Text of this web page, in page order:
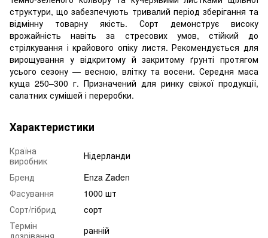
структури, що забезпечують тривалий період зберігання та
відмінну товарну якість. Сорт демонструє високу
врожайність навіть за стресових умов, стійкий до
стрілкування і крайового опіку листя. Рекомендується для
вирощування у відкритому й закритому ґрунті протягом
усього сезону — весною, влітку та восени. Середня маса
куща 250–300 г. Призначений для ринку свіжої продукції,
салатних сумішей і переробки.
Характеристики
Країна
виробник
Нідерланди
Бренд
Enza Zaden
Фасування
1000 шт
Сорт/гібрид
сорт
Термін
дозрівання
ранній